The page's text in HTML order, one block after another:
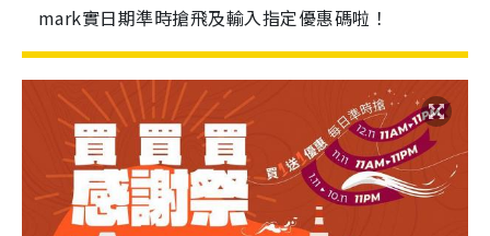
mark實日期準時搶飛及輸入指定優惠碼啦！